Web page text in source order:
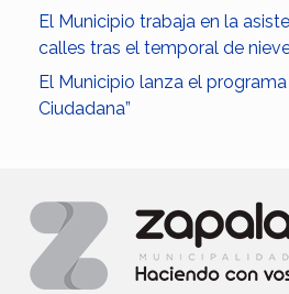
El Municipio trabaja en la
calles tras el temporal de
El Municipio lanza el
Ciudadana”